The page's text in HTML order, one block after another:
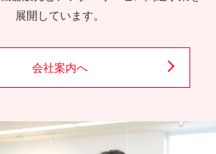
展開しています。
会社案内へ